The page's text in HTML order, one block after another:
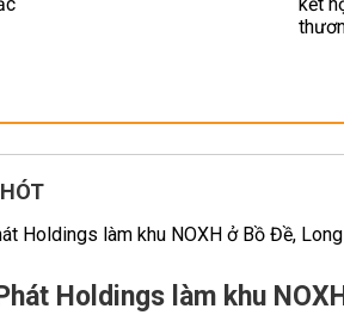
Holdings làm khu NOXH